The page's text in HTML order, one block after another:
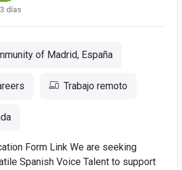
días
of Madrid, España
Trabajo remoto
Form Link We are seeking
Spanish Voice Talent to support